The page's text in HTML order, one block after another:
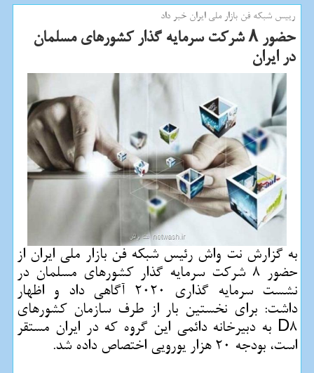
رییس شبكه فن بازار ملی ایران خبر داد
حضور ۸ شركت سرمایه گذار كشورهای مسلمان
در ایران
به گزارش نت واش رئیس شبكه فن بازار ملی ایران از
حضور 8 شركت سرمایه گذار كشورهای مسلمان در
نشست سرمایه گذاری 2020 آگاهی داد و اظهار
داشت: برای نخستین بار از طرف سازمان كشورهای
D8 به دبیرخانه دائمی این گروه كه در ایران مستقر
است، بودجه 20 هزار یورویی اختصاص داده شد.